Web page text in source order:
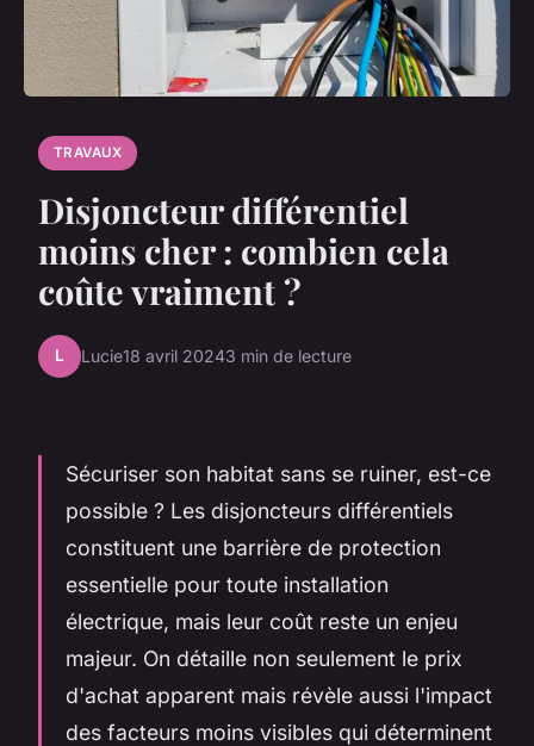
TRAVAUX
Disjoncteur différentiel
moins cher : combien cela
coûte vraiment ?
L Lucie18 avril 20243 min de lecture
Sécuriser son habitat sans se ruiner, est-ce
possible ? Les disjoncteurs différentiels
constituent une barrière de protection
essentielle pour toute installation
électrique, mais leur coût reste un enjeu
majeur. On détaille non seulement le prix
d'achat apparent mais révèle aussi l'impact
des facteurs moins visibles qui déterminent